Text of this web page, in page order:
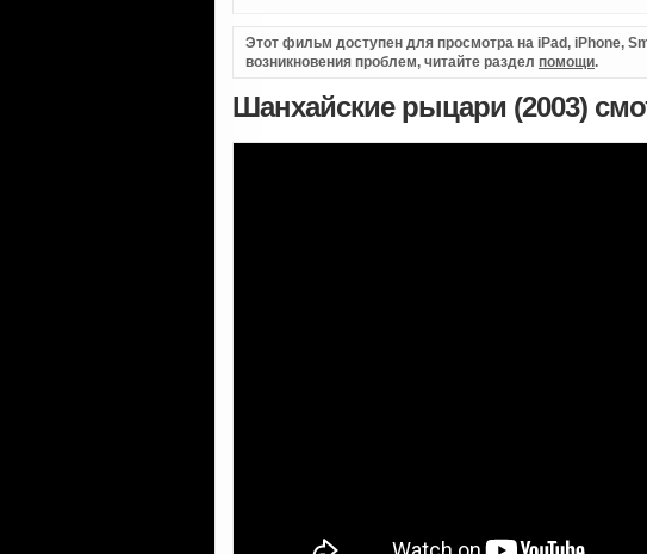
Этот фильм доступен для просмотра на iPad, iPhone,
возникновения проблем, читайте раздел помощи.
Шанхайские рыцари (2003)